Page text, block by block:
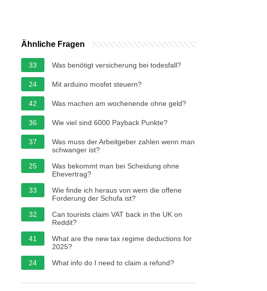
Ähnliche Fragen
33 Was benötigt versicherung bei todesfall?
24 Mit arduino mosfet steuern?
42 Was machen am wochenende ohne geld?
36 Wie viel sind 6000 Payback Punkte?
37
Was muss der Arbeitgeber zahlen wenn man
schwanger ist?
25
Was bekommt man bei Scheidung ohne
Ehevertrag?
33
Wie finde ich heraus von wem die offene
Forderung der Schufa ist?
32
Can tourists claim VAT back in the UK on
Reddit?
41
What are the new tax regime deductions for
2025?
24
What info do I need to claim a refund?